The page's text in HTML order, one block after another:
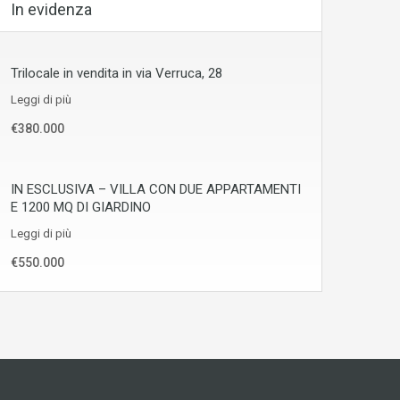
In evidenza
Trilocale in vendita in via Verruca, 28
Leggi di più
€380.000
IN ESCLUSIVA – VILLA CON DUE APPARTAMENTI
E 1200 MQ DI GIARDINO
Leggi di più
€550.000